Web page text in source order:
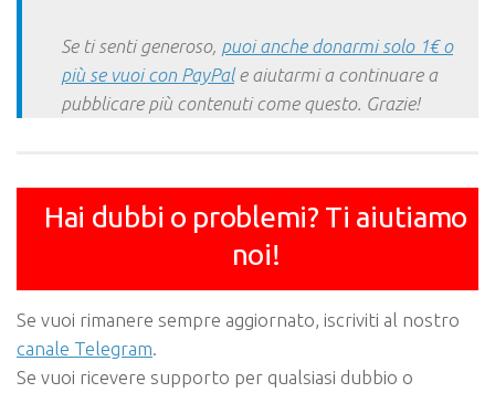
Se ti senti generoso, puoi anche donarmi solo 1€ o
più se vuoi con PayPale aiutarmi a continuare a
pubblicare più contenuti come questo. Grazie!
Hai dubbi o problemi? Ti aiutiamo
noi!
Se vuoi rimanere sempre aggiornato, iscriviti al nostro
canale Telegram.
Se vuoi ricevere supporto per qualsiasi dubbio o